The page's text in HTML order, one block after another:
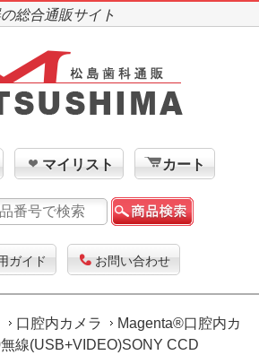
総合通販サイト
マイリスト カート
ガイド お問い合わせ
口腔内カメラ
Magenta®口腔内カ
線(USB+VIDEO)SONY CCD